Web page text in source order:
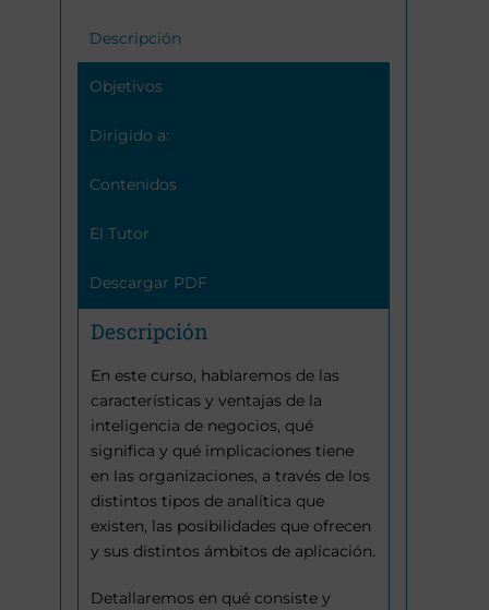
Descripción
Objetivos
Dirigido a:
Contenidos
El Tutor
Descargar PDF
Descripción
En este curso, hablaremos de las
características y ventajas de la
inteligencia de negocios, qué
significa y qué implicaciones tiene
en las organizaciones, a través de los
distintos tipos de analítica que
existen, las posibilidades que ofrecen
y sus distintos ámbitos de aplicación.
Detallaremos en qué consiste y